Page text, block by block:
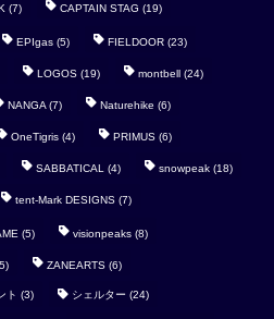
(7) CAPTAIN STAG (19)
EPIgas (5) FIELDOOR (23)
LOGOS (19) montbell (24)
NANGA(7) Naturehike (6)
OneTigris (4) PRIMUS (6)
SABBATICAL (4) snowpeak (18)
tent-Mark DESIGNS (7)
(5) visionpeaks (8)
ZANEARTS (6)
ト (3) シェルター (24)